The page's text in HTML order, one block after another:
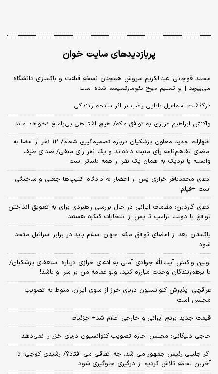
پربازدیدهای سایت خوان
محمد قوچانی: عبدالکریم سروش همچنان نسخه قناعت و پاکسازی دانشگاه
می‌پیچد | او تسلیم موج نئومارکسیسم شده است
درگذشت اسماعیل بابایی راغب بر اثر سانحه رانندگی
واکنش ابراهیم عزیزی به توافق مکه/ هیچ اشتباهی بی‌پاسخ نخواهد ماند
اظهارات جدید معاون پزشکیان درباره تصمیم‌گیری شعام/ ۱۲ نفر از اعضا به
امضای تفاهم‌نامه رأی مثبت داده‌اند و یک نفر رأی منفی/ صدای طیف
وابسته یا نزدیک به همان یک نفر از همه بلندتر است
ادعای محمدباقر خرازی پس از احضار به دادگاه؛ کلیپ‌ها جعلی و ساختگی
است +فیلم
ادعای گاردین: مقامات ایرانی در حال بررسی راهبردی برای به تعویق انداختن
توافق با دولت ترامپ تا پس از انتخابات کنگره هستند
پاکستان بعد از امضای توافق مکه: جهان اسلام باید در برابر اسرائیل متحد
شود
اولین واکنش آیت‌الله جوادی آملی به ادعای خرازی درباره استعفای پزشکیان/
با برهم‌زنندگان وحدت مبارزه کنید، ولو عمامه من بر سر او باشد!
عراقچی: پذیرش کنوانسیون دریای خرز از سوی ایران، منوط به تصویب
مجلس است
قیمت جدید برنج ایرانی و خارجی اعلام شد+ جزئیات
حاجی دلیگانی: مجلس اجازه تصویب کنوانسیون دریای خزر را نمی‌دهد
اگر جلیلی رئیس جمهور می شد، چه اتفاقی می افتاد؟/ رشیدی کوچی: تا
آخرین لحظه تلاش کردیم از درگیری جلوگیری شود